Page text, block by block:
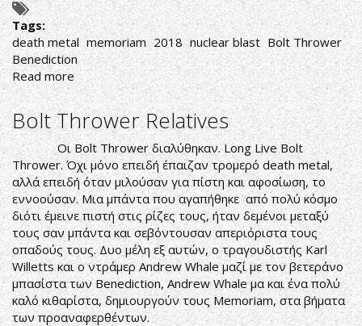
Tags:
death metal memoriam 2018 nuclear blast Bolt Thrower
Benediction
Read moreabout
ΒΡΕΤΑΝΙΚΕΣ
ΜΠΟΥΛΝΤΟΖΕΣ
Bolt Thrower Relatives
Οι Bolt Thrower διαλύθηκαν. Long Live Bolt
Thrower. Όχι μόνο επειδή έπαιζαν τρομερό death metal,
αλλά επειδή όταν μιλούσαν για πίστη και αφοσίωση, το
εννοούσαν. Μια μπάντα που αγαπήθηκε από πολύ κόσμο
διότι έμεινε πιστή στις ρίζες τους, ήταν δεμένοι μεταξύ
τους σαν μπάντα και σεβόντουσαν απεριόριστα τους
οπαδούς τους. Δυο μέλη εξ αυτών, ο τραγουδιστής Karl
Willetts και ο ντράμερ Andrew Whale μαζί με τον βετεράνο
μπασίστα των Benediction, Andrew Whale μα και ένα πολύ
καλό κιθαρίστα, δημιουργούν τους Memoriam, στα βήματα
των προαναφερθέντων.